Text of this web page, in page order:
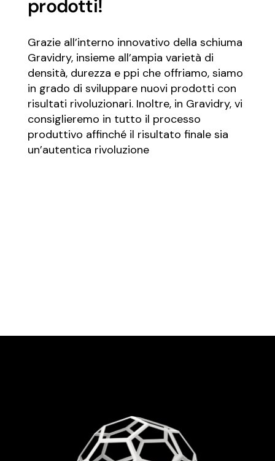
prodotti!
Grazie all’interno innovativo della schiuma
Gravidry, insieme all’ampia varietà di
densità, durezza e ppi che offriamo, siamo
in grado di sviluppare nuovi prodotti con
risultati rivoluzionari. Inoltre, in Gravidry, vi
consiglieremo in tutto il processo
produttivo affinché il risultato finale sia
un’autentica rivoluzione